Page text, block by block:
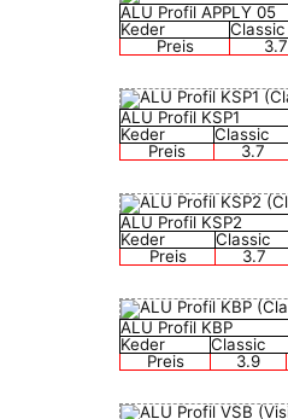
ALU Profil APPLY 05
Keder
Classic
Preis
3.7
ALU Profil KSP1
Keder
Classic
Preis
3.7
ALU Profil KSP2
Keder
Classic
Preis
3.7
ALU Profil KBP
Keder
Classic
Preis
3.9